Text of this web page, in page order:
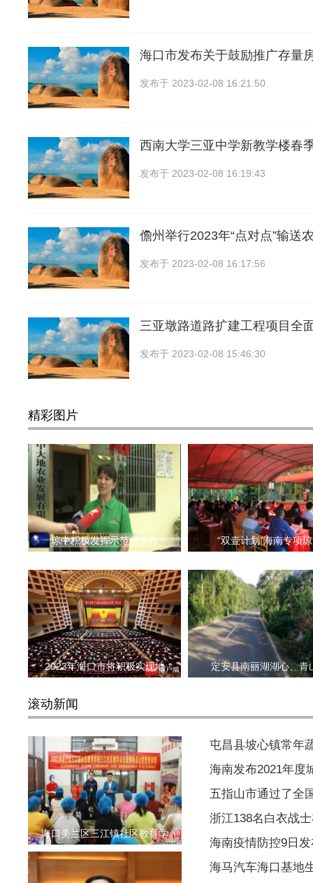
海口市发布关于鼓励推广存量
发布于 2023-02-08 16:21:50
西南大学三亚中学新教学楼春
发布于 2023-02-08 16:19:43
儋州举行2023年“点对点”输送
发布于 2023-02-08 16:17:56
三亚墩路道路扩建工程项目全
发布于 2023-02-08 15:46:30
精彩图片
琼中积极发挥示范带头作 “双壹计划”海南专项琼
2023年海口市将积极实现地 定安县南丽湖湖心、青
滚动新闻
海口美兰区三江镇社区教育学
屯昌县坡心镇常年
海南发布2021年度
五指山市通过了全
浙江138名白衣战
海南疫情防控9日
海马汽车海口基地